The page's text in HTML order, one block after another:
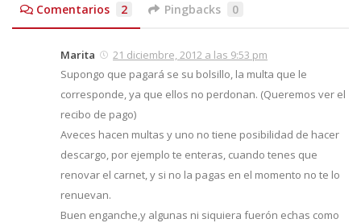
Comentarios 2 Pingbacks 0
Marita
21 diciembre, 2012 a las 9:53 pm
Supongo que pagará se su bolsillo, la multa que le
corresponde, ya que ellos no perdonan. (Queremos ver el
recibo de pago)
Aveces hacen multas y uno no tiene posibilidad de hacer
descargo, por ejemplo te enteras, cuando tenes que
renovar el carnet, y si no la pagas en el momento no te lo
renuevan.
Buen enganche,y algunas ni siquiera fuerón echas como